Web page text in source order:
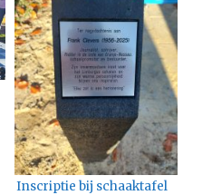
Inscriptie bij schaaktafel